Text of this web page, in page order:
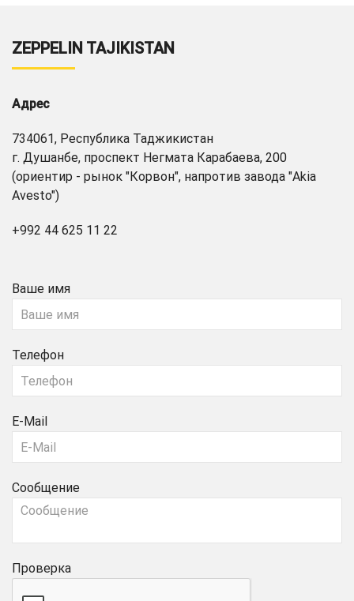
ZEPPELIN TAJIKISTAN
Адрес
734061, Республика Таджикистан
г. Душанбе, проспект Негмата Карабаева, 200
(ориентир - рынок "Корвон", напротив завода "Akia
Avesto")
+992 44 625 11 22
Ваше имя
Телефон
E-Mail
Сообщение
Проверка